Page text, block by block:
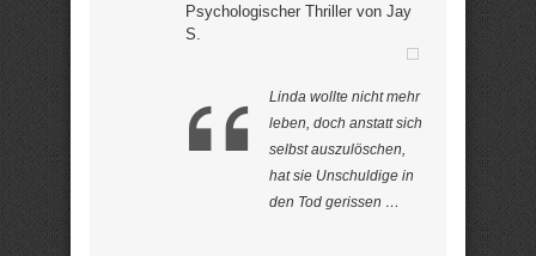
Psychologischer Thriller von Jay
S.
Linda wollte nicht mehr
leben, doch anstatt sich
selbst auszulöschen,
hat sie Unschuldige in
den Tod gerissen …